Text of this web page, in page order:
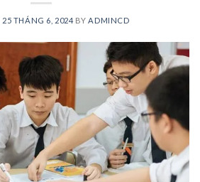
25 THÁNG 6, 2024 BY ADMINCD